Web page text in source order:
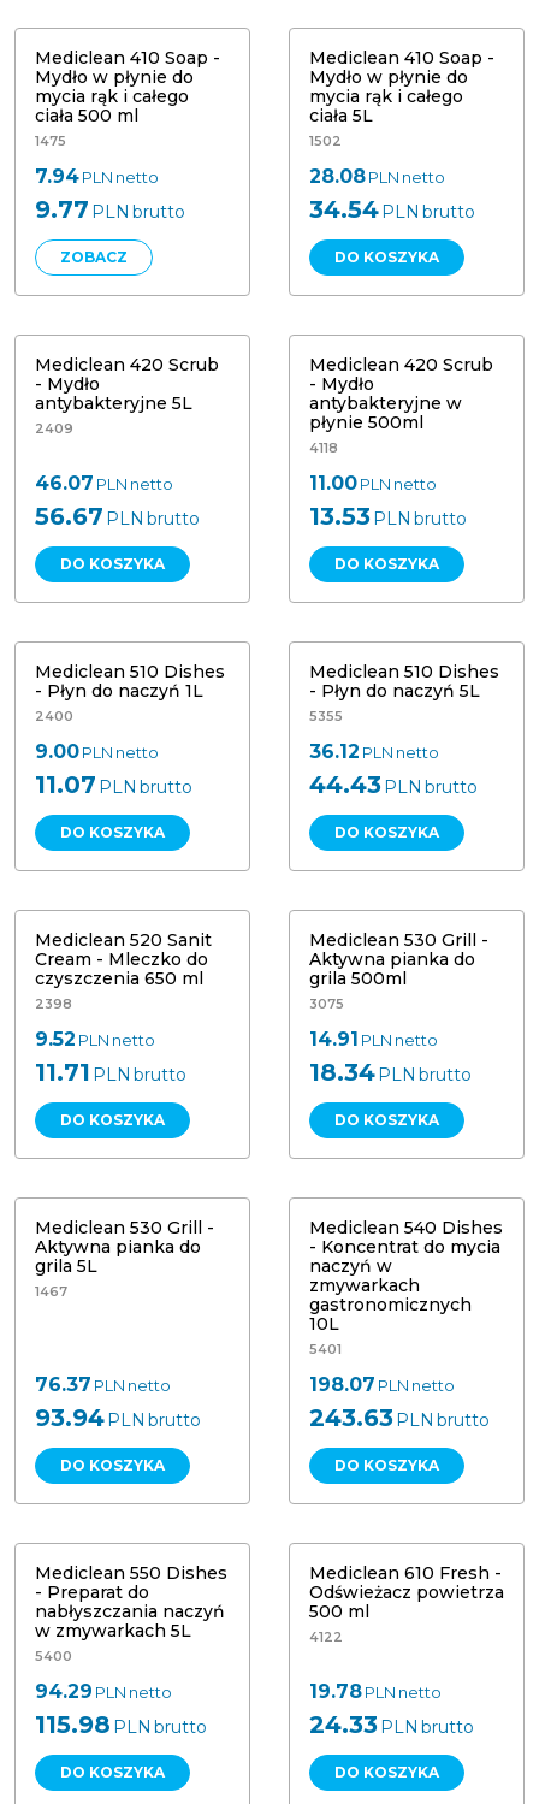
Mediclean 410 Soap -
Mydło w płynie do
mycia rąk i całego
ciała 500 ml
1475
7.94PLN netto
9.77 PLN brutto
ZOBACZ
Mediclean 410 Soap -
Mydło w płynie do
mycia rąk i całego
ciała 5L
1502
28.08PLN netto
34.54PLN brutto
DO KOSZYKA
Mediclean 420 Scrub - Mydło
Mediclean 420 Scrub
- Mydło
antybakteryjne 5L
2409
46.07 PLN netto
56.67 PLN brutto
DO KOSZYKA
Mediclean 420 Scrub -
Antybakteryjne mydło w płynie
Mediclean 420 Scrub
- Mydło
antybakteryjne w
płynie 500ml
4118
11.00PLN netto
13.53PLN brutto
DO KOSZYKA
Mediclean 510 Dishes - Płyn do
Mediclean 510 Dishes
- Płyn do naczyń 1L
2400
9.00PLN netto
11.07 PLN brutto
DO KOSZYKA
Mediclean 510 Dishes - Płyn do
Mediclean 510 Dishes
- Płyn do naczyń 5L
5355
36.12 PLN netto
44.43PLN brutto
DO KOSZYKA
Mediclean 520 Sanit Cream -
Mediclean 520 Sanit
Cream - Mleczko do
czyszczenia 650 ml
2398
9.52 PLN netto
11.71 PLN brutto
DO KOSZYKA
Mediclean 530 Grill - Aktywna
Mediclean 530 Grill -
Aktywna pianka do
grila 500ml
3075
14.91 PLN netto
18.34PLN brutto
DO KOSZYKA
Mediclean 530 Grill Aktywna pianka
Mediclean 530 Grill -
Aktywna pianka do
grila 5L
1467
76.37 PLN netto
93.94PLN brutto
DO KOSZYKA
Mediclean 540 Dishes - Koncentrat
do mycia naczyń w zmywarkach
Mediclean 540 Dishes
- Koncentrat do mycia
naczyń w
zmywarkach
gastronomicznych
10L
5401
198.07 PLN netto
243.63PLN brutto
DO KOSZYKA
Mediclean 550 Dishes - Preparat do
nabłyszczania naczyń w
Mediclean 550 Dishes
- Preparat do
nabłyszczania naczyń
w zmywarkach 5L
5400
94.29 PLN netto
115.98 PLN brutto
DO KOSZYKA
Mediclean 610 Fresh - Odświeżacz
Mediclean 610 Fresh -
Odświeżacz powietrza
500 ml
4122
19.78PLN netto
24.33PLN brutto
DO KOSZYKA